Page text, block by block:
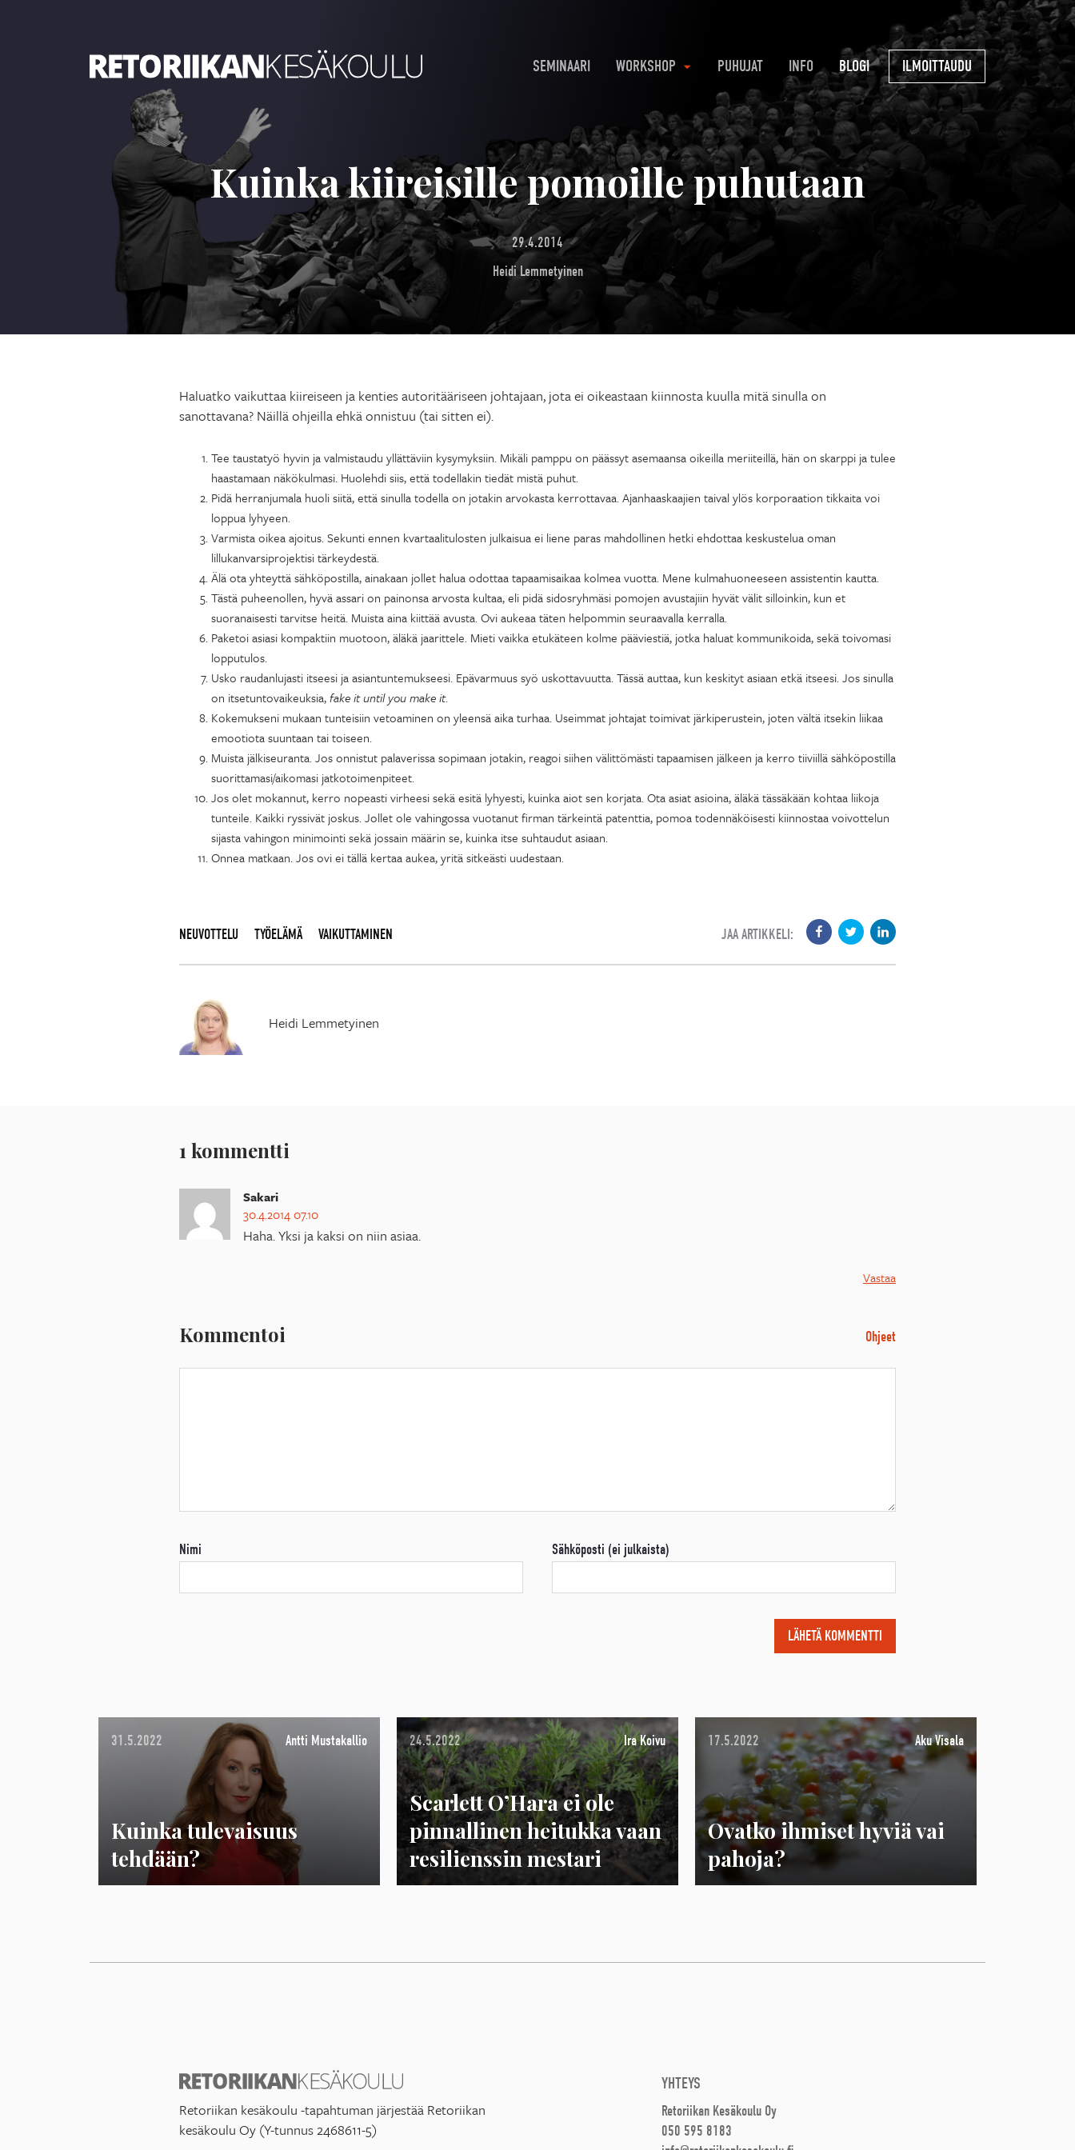
SEMINAARI WORKSHOP PUHUJAT INFO BLOGI ILMOITTAUDU
Kuinka kiireisille pomoille puhutaan
29.4.2014
Heidi Lemmetyinen
Haluatko vaikuttaa kiireiseen ja kenties autoritääriseen johtajaan, jota ei oikeastaan kiinnosta kuulla mitä sinulla on
sanottavana? Näillä ohjeilla ehkä onnistuu (tai sitten ei).
Tee taustatyö hyvin ja valmistaudu yllättäviin kysymyksiin. Mikäli pamppu on päässyt asemaansa oikeilla meriiteillä, hän on skarppi ja tulee
haastamaan näkökulmasi. Huolehdi siis, että todellakin tiedät mistä puhut.
Pidä herranjumala huoli siitä, että sinulla todella on jotakin arvokasta kerrottavaa. Ajanhaaskaajien taival ylös korporaation tikkaita voi
loppua lyhyeen.
Varmista oikea ajoitus. Sekunti ennen kvartaalitulosten julkaisua ei liene paras mahdollinen hetki ehdottaa keskustelua oman
lillukanvarsiprojektisi tärkeydestä.
Älä ota yhteyttä sähköpostilla, ainakaan jollet halua odottaa tapaamisaikaa kolmea vuotta. Mene kulmahuoneeseen assistentin kautta.
Tästä puheenollen, hyvä assari on painonsa arvosta kultaa, eli pidä sidosryhmäsi pomojen avustajiin hyvät välit silloinkin, kun et
suoranaisesti tarvitse heitä. Muista aina kiittää avusta. Ovi aukeaa täten helpommin seuraavalla kerralla.
Paketoi asiasi kompaktiin muotoon, äläkä jaarittele. Mieti vaikka etukäteen kolme pääviestiä, jotka haluat kommunikoida, sekä toivomasi
lopputulos.
Usko raudanlujasti itseesi ja asiantuntemukseesi. Epävarmuus syö uskottavuutta. Tässä auttaa, kun keskityt asiaan etkä itseesi. Jos sinulla
on itsetuntovaikeuksia,fake it until you make it.
Kokemukseni mukaan tunteisiin vetoaminen on yleensä aika turhaa. Useimmat johtajat toimivat järkiperustein, joten vältä itsekin liikaa
emootiota suuntaan tai toiseen.
Muista jälkiseuranta. Jos onnistut palaverissa sopimaan jotakin, reagoi siihen välittömästi tapaamisen jälkeen ja kerro tiiviillä sähköpostilla
suorittamasi/aikomasi jatkotoimenpiteet.
Jos olet mokannut, kerro nopeasti virheesi sekä esitä lyhyesti, kuinka aiot sen korjata. Ota asiat asioina, äläkä tässäkään kohtaa liikoja
tunteile. Kaikki ryssivät joskus. Jollet ole vahingossa vuotanut firman tärkeintä patenttia, pomoa todennäköisesti kiinnostaa voivottelun
sijasta vahingon minimointi sekä jossain määrin se, kuinka itse suhtaudut asiaan.
Onnea matkaan. Jos ovi ei tällä kertaa aukea, yritä sitkeästi uudestaan.
NEUVOTTELU TYÖELÄMÄ VAIKUTTAMINEN JAA ARTIKKELI:
Heidi Lemmetyinen
1 kommentti
Sakari
30.4.2014 07.10
Haha. Yksi ja kaksi on niin asiaa.
Vastaa
Kommentoi Ohjeet
Nimi Sähköposti (ei julkaista)
31.5.2022 Antti Mustakallio
Kuinka tulevaisuus
tehdään?
24.5.2022 Ira Koivu
Scarlett O’Hara ei ole
pinnallinen heitukka vaan
resilienssin mestari
17.5.2022 Aku Visala
Ovatko ihmiset hyviä vai
pahoja?
Retoriikan kesäkoulu -tapahtuman järjestää Retoriikan
kesäkoulu Oy (Y-tunnus 2468611-5)
YHTEYS
Retoriikan Kesäkoulu Oy
050 595 8183